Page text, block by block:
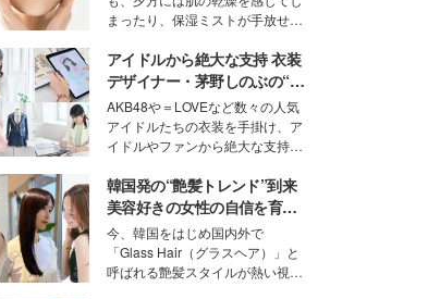
の感動をもたらす奥深いストーリ
ーについて熱く語り合ってもらっ
た。
の常識を変える予感
まったり、保湿ミストが手放せな
な美容の常識を大きく変える可能
性を秘めた、革新的な「Water
Capturing Skin（ウォーターキャ
プチャリングスキン：捕水肌）」
技術を、花王が構築した。
アイドルから絶大な支持 衣装
デザイナー・茅野しのぶの“可
愛い”を作る美学＜「シチズン
クロスシー」インタビュー＞
AKB48や＝LOVEなど数々の人気
アイドルたちの衣装を手掛け、ア
イドルやファンから絶大な支持を
取締役兼クリエイティブディレク
ター・茅野しのぶ。一人ひとりの
個性に寄り添い、魅力を引き出す
衣装作りは、多くの女性たちに勇
気と自信を与え続けている。
韓国発の“艶髪トレンド”到来
美容好きの女性の自信を育む
「ヘアケア事情」って？
今、韓国をはじめ国内外で
「Glass Hair（グラスヘア）」と
呼ばれる艶髪スタイルが熱い視線